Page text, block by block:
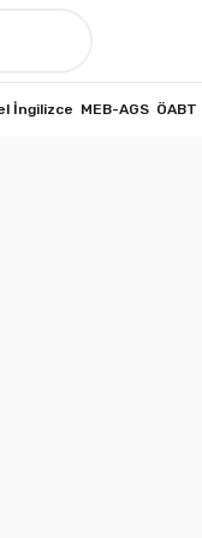
İngilizce MEB-AGS ÖABT